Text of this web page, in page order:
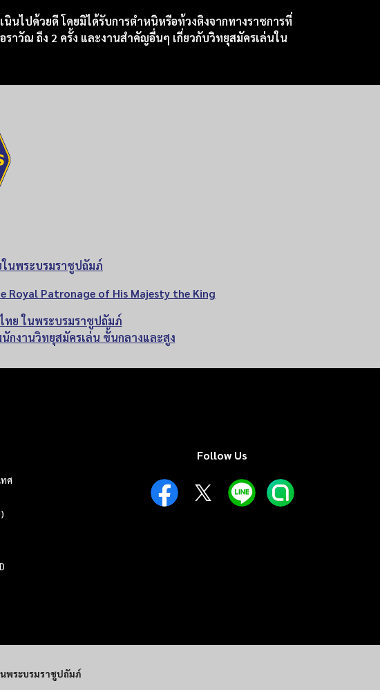
นไปด้วยดี โดยมิได้รับการตำหนิหรือท้วงติงจากทางราชการที่
ราวัณ ถึง 2 ครั้ง และงานสำคัญอื่นๆ เกี่ยวกับวิทยุสมัครเล่นใน
นพระบรมราชูปถัมภ์
Royal Patronage of His Majesty the King
ทย ในพระบรมราชูปถัมภ์
กงานวิทยุสมัครเล่น ขั้นกลางและสูง
ทศ
Follow Us
พระบรมราชูปถัมภ์